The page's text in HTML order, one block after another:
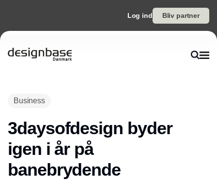
Log ind Bliv partner
Business
3daysofdesign byder
igen i år på
banebrydende